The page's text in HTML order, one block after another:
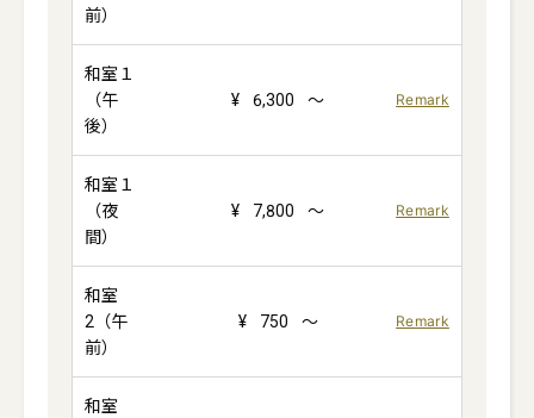
前）
和室１
（午
後）
¥ 6,300 ～ Remark
和室１
（夜
間）
¥ 7,800 ～ Remark
和室
2（午
前）
¥ 750 ～ Remark
和室